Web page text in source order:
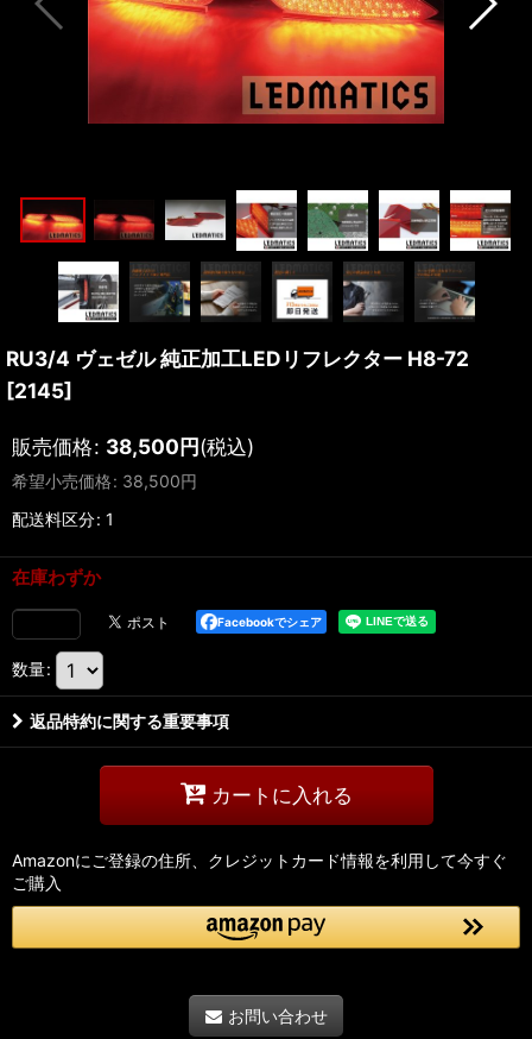
RU3/4 ヴェゼル 純正加工LEDリフレクター H8-72
[2145]
販売価格: 38,500円(税込)
希望小売価格: 38,500円
配送料区分: 1
在庫わずか
Facebookでシェア
数量:
返品特約に関する重要事項
カートに入れる
Amazonにご登録の住所、クレジットカード情報を利用して今すぐ
ご購入
お問い合わせ